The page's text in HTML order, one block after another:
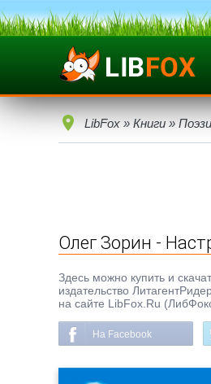
LibFox » Книги »
Олег Зорин -
Здесь можно купить и
издательство
на сайте LibFox.Ru
На Facebook